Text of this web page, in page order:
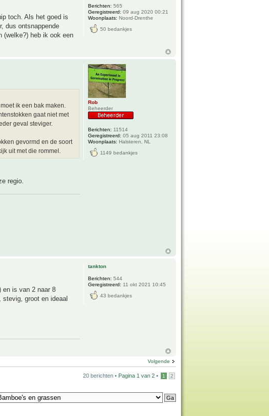
toch. Als het goed is
dus ontsnappende
(welke?) heb ik ook een
Berichten: 565
Geregistreerd: 09 aug 2020 00:21
Woonplaats: Noord-Drenthe
50 bedankjes
ik een bak maken.
gaat niet met
geval steviger.
gevormd en de soort
uit met die rommel.
regio.
Rob
Beheerder
Berichten: 11514
Geregistreerd: 05 aug 2011 23:08
Woonplaats: Halsteren, NL
1149 bedankjes
en is van 2 naar 8
groot en ideaal
tankton
Berichten: 544
Geregistreerd: 11 okt 2021 10:45
43 bedankjes
Volgende
20 berichten • Pagina 1 van 2 • 1 2